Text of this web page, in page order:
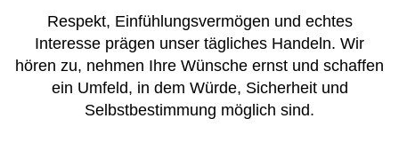
Respekt, Einfühlungsvermögen und echtes
Interesse prägen unser tägliches Handeln. Wir
hören zu, nehmen Ihre Wünsche ernst und schaffen
ein Umfeld, in dem Würde, Sicherheit und
Selbstbestimmung möglich sind.